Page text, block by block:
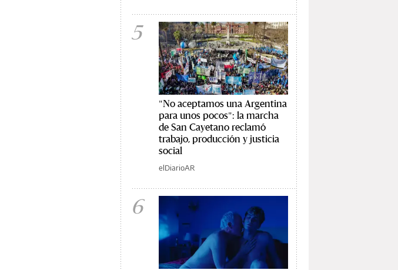
5
"No aceptamos una Argentina
para unos pocos": la marcha
de San Cayetano reclamó
trabajo, producción y justicia
social
elDiarioAR
6